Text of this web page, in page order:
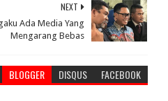
NEXT
Ada Media Yang
Mengarang Bebas
BLOGGER DISQUS FACEBOOK